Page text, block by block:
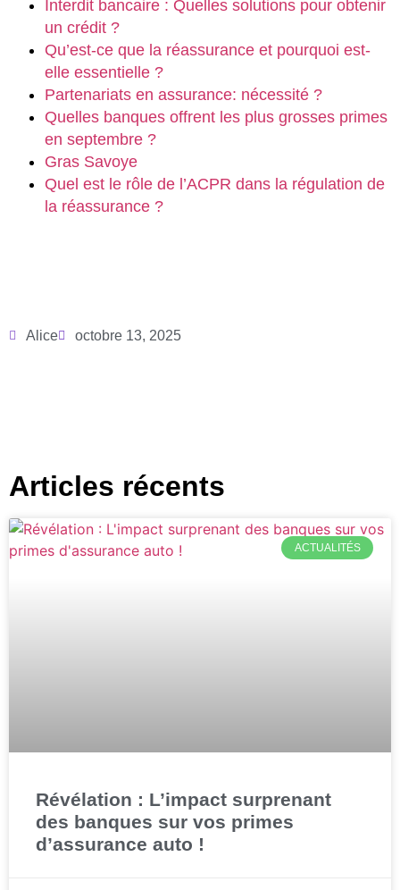
Interdit bancaire : Quelles solutions pour obtenir
un crédit ?
Qu’est-ce que la réassurance et pourquoi est-
elle essentielle ?
Partenariats en assurance: nécessité ?
Quelles banques offrent les plus grosses primes
en septembre ?
Gras Savoye
Quel est le rôle de l’ACPR dans la régulation de
la réassurance ?
Alice octobre 13, 2025
Articles récents
ACTUALITÉS
Révélation : L’impact surprenant
des banques sur vos primes
d’assurance auto !